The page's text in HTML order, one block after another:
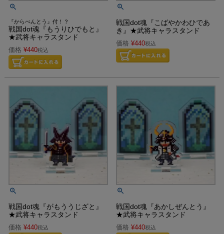
『からべんとう』付！？
戦国dot魂『もうりひでもと』
★武将キャラスタンド
価格 ¥440税込
戦国dot魂『こばやかわひであ
き』★武将キャラスタンド
価格 ¥440税込
戦国dot魂『がもううじざと』
★武将キャラスタンド
価格 ¥440税込
戦国dot魂『あかしぜんとう』
★武将キャラスタンド
価格 ¥440税込